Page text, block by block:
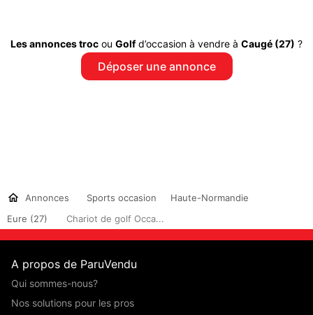
Les annonces troc ou Golfd’occasion à vendre à Caugé (27) ?
Déposer une annonce
Annonces Sports occasion
Haute-Normandie
Eure (27)
Chariot de golf Occa...
A propos de ParuVendu
Qui sommes-nous?
Nos solutions pour les pros